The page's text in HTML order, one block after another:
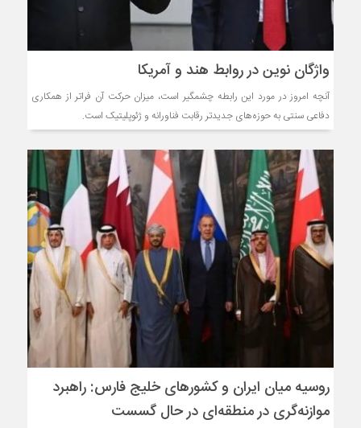
واژگان نوین در روابط هند و آمریکا
آنچه امروز در مورد این رابطه چشمگیر است، میزان حرکت آن فراتر از همکاری
دفاعی سنتی به حوزه‌های جدیدتر رقابت فناورانه و ژئوپلیتیک است.
روسیه میان ایران و کشورهای خلیج فارس: راهبرد
موازنه‌گری در منطقه‌ای در حال گسست